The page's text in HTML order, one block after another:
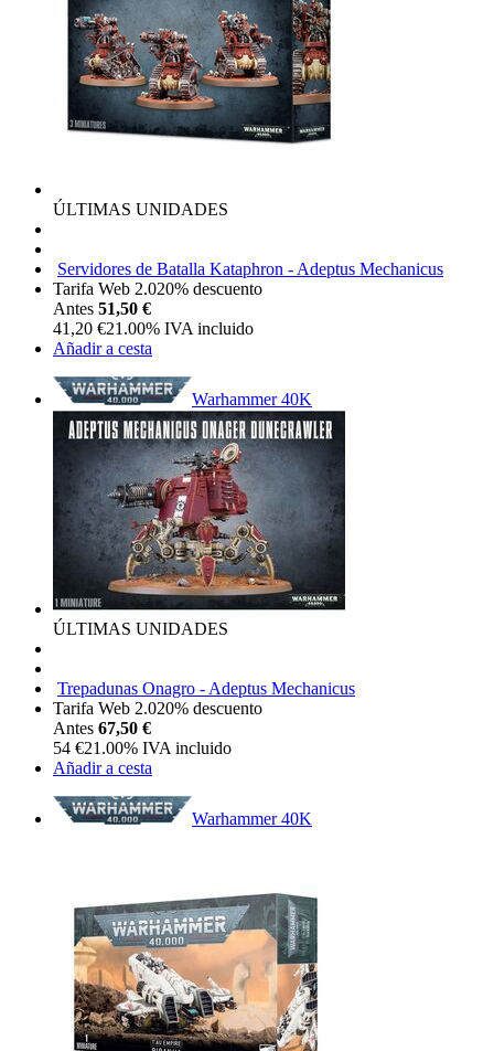
ÚLTIMAS UNIDADES
Servidores de Batalla Kataphron - Adeptus Mechanicus
Tarifa Web 2.020% descuento
Antes 51,50 €
41,20 €21.00% IVA incluido
Añadir a cesta
Warhammer 40K
ÚLTIMAS UNIDADES
Trepadunas Onagro - Adeptus Mechanicus
Tarifa Web 2.020% descuento
Antes 67,50 €
54 €21.00% IVA incluido
Añadir a cesta
Warhammer 40K